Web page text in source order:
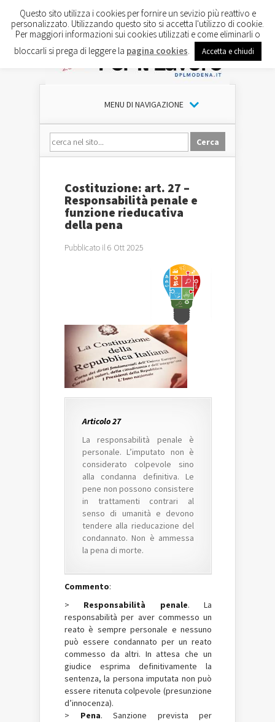
MENU DI NAVIGAZIONE
Costituzione: art. 27 –
Responsabilità penale e
funzione rieducativa
della pena
Pubblicato il 6 Ott 2025
Articolo 27
La responsabilità penale è
personale. L’imputato non è
considerato colpevole sino
alla condanna definitiva. Le
pene non possono consistere
in trattamenti contrari al
senso di umanità e devono
tendere alla rieducazione del
condannato. Non è ammessa
la pena di morte.
Commento:
> Responsabilità penale. La
responsabilità per aver commesso un
reato è sempre personale e nessuno
può essere condannato per un reato
commesso da altri. In attesa che un
giudice esprima definitivamente la
sentenza, la persona imputata non può
essere ritenuta colpevole (presunzione
d’innocenza).
> Pena. Sanzione prevista per
Questo sito utilizza i cookies per fornire un sevizio più reattivo e
personalizzato. Utilizzando questo sito si accetta l'utilizzo di cookie.
Per maggiori informazioni sui cookies utilizzati e come eliminarli o
bloccarli si prega di leggere la pagina cookies Accetta e chiudi